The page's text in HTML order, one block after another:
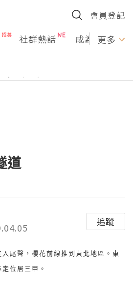
會員登記
社群熱話 成為U更多
道
追蹤
尾聲，櫻花前線推到東北地區。東
位居三甲。